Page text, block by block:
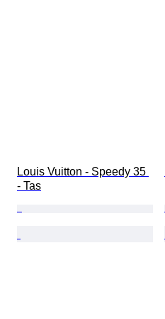
Louis Vuitton - Speedy 35
- Tas